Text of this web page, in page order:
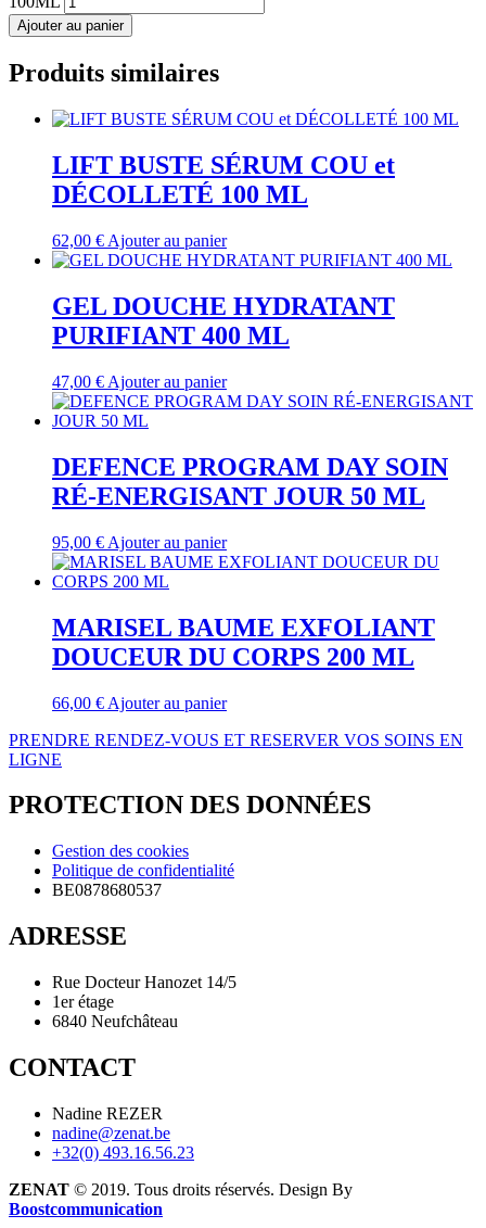
Ajouter au panier
Produits similaires
LIFT BUSTE SÉRUM COU et
DÉCOLLETÉ 100 ML
62,00 € Ajouter au panier
GEL DOUCHE HYDRATANT
PURIFIANT 400 ML
47,00 € Ajouter au panier
DEFENCE PROGRAM DAY SOIN
RÉ-ENERGISANT JOUR 50 ML
95,00 € Ajouter au panier
MARISEL BAUME EXFOLIANT
DOUCEUR DU CORPS 200 ML
66,00 € Ajouter au panier
PRENDRE RENDEZ-VOUS ET RESERVER VOS SOINS EN
LIGNE
PROTECTION DES DONNÉES
Gestion des cookies
Politique de confidentialité
BE0878680537
ADRESSE
Rue Docteur Hanozet 14/5
1er étage
6840 Neufchâteau
CONTACT
Nadine REZER
nadine@zenat.be
+32(0) 493.16.56.23
ZENAT © 2019. Tous droits réservés. Design By
Boostcommunication